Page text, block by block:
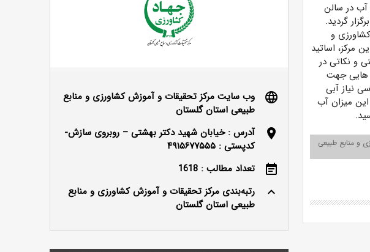
آب در سالن
گردید.
و
مرکز، اساتید
و نکاتی در
هایی جهت
نیاز آبی
میزان آب
و منابع طبیعی
language
وب سایت مرکز تحقیقات و آموزش کشاورزی و منابع
طبیعی استان گلستان
location_on
آدرس : خیابان شهید دکتر بهشتی – روبروی سازش-
کدپستی : ۴۹۱۵۶۷۷۵۵۵
event_note
تعداد مطالب : 1618
keyboard_arrow_up
رتبه‌بندی مرکز تحقیقات و آموزش کشاورزی و منابع
طبیعی استان گلستان